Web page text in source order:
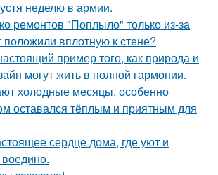
неделю в армии.
ремонтов "Поплыло" только из-за
положили вплотную к стене?
пример того, как природа и
могут жить в полной гармонии.
холодные месяцы, особенно
оставался тёплым и приятным для
сердце дома, где уют и
воедино.